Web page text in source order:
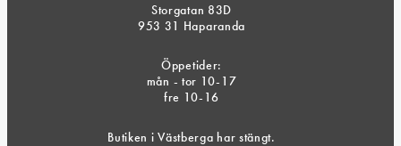
Storgatan 83D
953 31 Haparanda
Öppetider:
mån - tor 10-17
fre 10-16
Butiken i Västberga har stängt.